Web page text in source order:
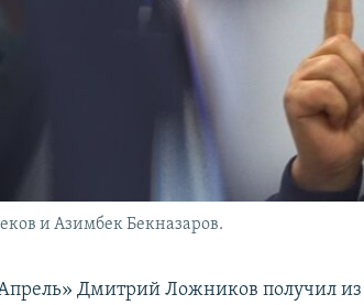
и Азимбек Бекназаров.
Дмитрий Ложников получил из